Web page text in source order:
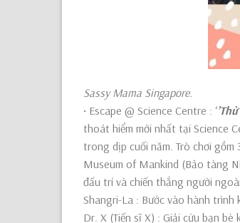
Sassy Mama Singapore.
• Escape @ Science Centre : ‘
thoát hiểm mới nhất tại Science
trong dịp cuối năm. Trò chơi
Museum of Mankind (Bảo tàng
đấu trí và chiến thắng người
Shangri-La : Bước vào hành
Dr. X (Tiến sĩ X) : Giải cứu bạn